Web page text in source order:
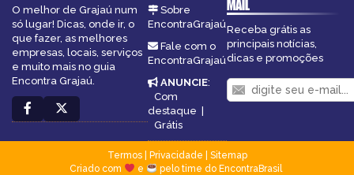
O melhor de Grajaú num
só lugar! Dicas, onde ir, o
que fazer, as melhores
empresas, locais, serviços
e muito mais no guia
Encontra Grajaú.
Sobre
EncontraGrajaú
Fale com o
EncontraGrajaú
ANUNCIE:
Com
destaque
Grátis
MAIL
Receba grátis as
principais notícias,
dicas e promoções
Termos| Privacidade
Sitemap
Criado com
e pelo time do EncontraBrasil